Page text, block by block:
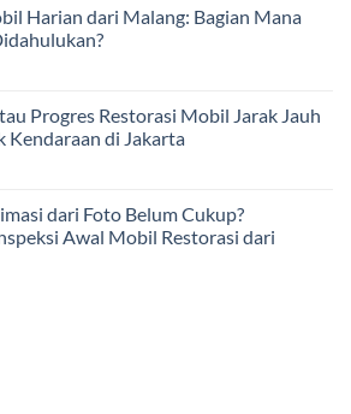
Harian dari Malang: Bagian Mana
Progres Restorasi Mobil Jarak Jauh
Kendaraan di Jakarta
dari Foto Belum Cukup?
Awal Mobil Restorasi dari